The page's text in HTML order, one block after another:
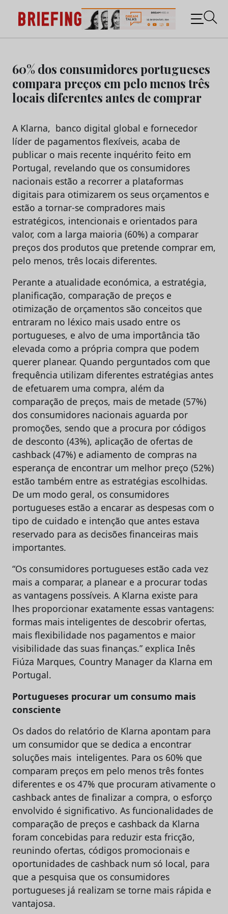
content
Briefing: Todas as notícias sobre os negócios do
Marketing e da Publicidade
60% dos consumidores portugueses
compara preços em pelo menos três
locais diferentes antes de comprar
A Klarna, banco digital global e fornecedor
líder de pagamentos flexíveis, acaba de
publicar o mais recente inquérito feito em
Portugal, revelando que os consumidores
nacionais estão a recorrer a plataformas
digitais para otimizarem os seus orçamentos e
estão a tornar-se compradores mais
estratégicos, intencionais e orientados para
valor, com a larga maioria (60%) a comparar
preços dos produtos que pretende comprar em,
pelo menos, três locais diferentes.
Perante a atualidade económica, a estratégia,
planificação, comparação de preços e
otimização de orçamentos são conceitos que
entraram no léxico mais usado entre os
portugueses, e alvo de uma importância tão
elevada como a própria compra que podem
querer planear. Quando perguntados com que
frequência utilizam diferentes estratégias antes
de efetuarem uma compra, além da
comparação de preços, mais de metade (57%)
dos consumidores nacionais aguarda por
promoções, sendo que a procura por códigos
de desconto (43%), aplicação de ofertas de
cashback (47%) e adiamento de compras na
esperança de encontrar um melhor preço (52%)
estão também entre as estratégias escolhidas.
De um modo geral, os consumidores
portugueses estão a encarar as despesas com o
tipo de cuidado e intenção que antes estava
reservado para as decisões financeiras mais
importantes.
“Os consumidores portugueses estão cada vez
mais a comparar, a planear e a procurar todas
as vantagens possíveis. A Klarna existe para
lhes proporcionar exatamente essas vantagens:
formas mais inteligentes de descobrir ofertas,
mais flexibilidade nos pagamentos e maior
visibilidade das suas finanças.” explica Inês
Fiúza Marques, Country Manager da Klarna em
Portugal.
Portugueses procurar um consumo mais
consciente
Os dados do relatório de Klarna apontam para
um consumidor que se dedica a encontrar
soluções mais inteligentes. Para os 60% que
comparam preços em pelo menos três fontes
diferentes e os 47% que procuram ativamente o
cashback antes de finalizar a compra, o esforço
envolvido é significativo. As funcionalidades de
comparação de preços e cashback da Klarna
foram concebidas para reduzir esta fricção,
reunindo ofertas, códigos promocionais e
oportunidades de cashback num só local, para
que a pesquisa que os consumidores
portugueses já realizam se torne mais rápida e
vantajosa.